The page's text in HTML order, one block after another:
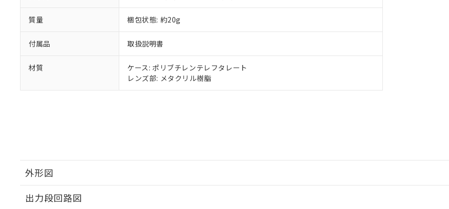
質量 梱包状態: 約20g
付属品 取扱説明書
材質
ケース: ポリブチレンテレフタレート
レンズ部: メタクリル樹脂
外形図
出力段回路図